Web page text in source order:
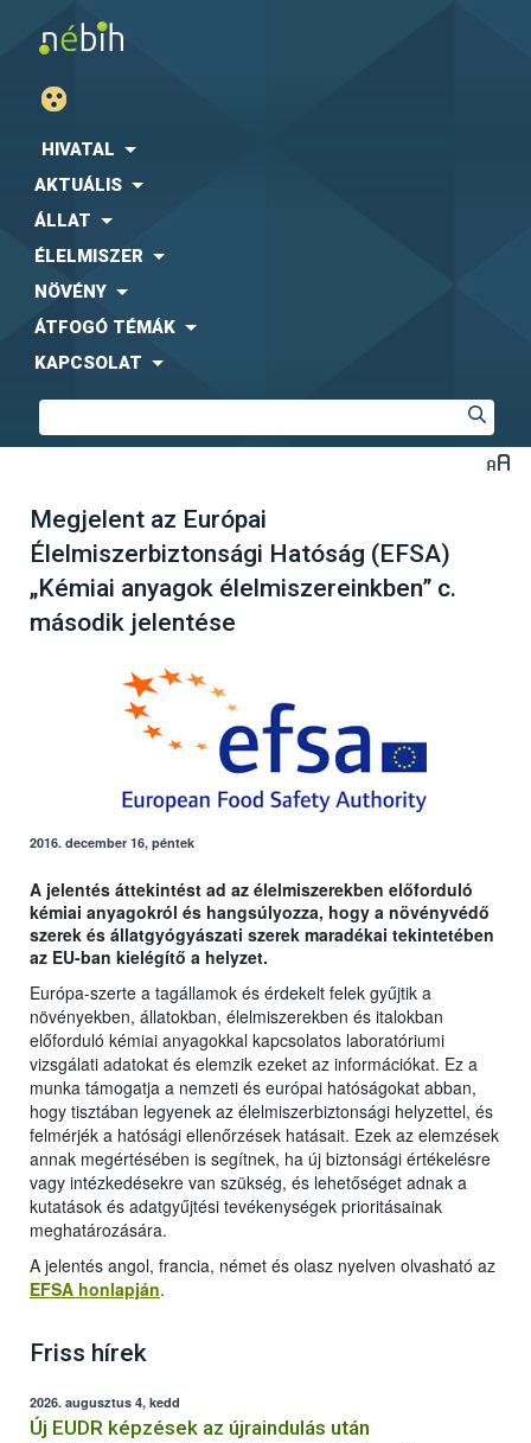
HIVATAL
AKTUÁLIS
ÁLLAT
ÉLELMISZER
NÖVÉNY
ÁTFOGÓ TÉMÁK
KAPCSOLAT
Megjelent az Európai
Élelmiszerbiztonsági Hatóság (EFSA)
„Kémiai anyagok élelmiszereinkben” c.
második jelentése
2016. december 16, péntek
A jelentés áttekintést ad az élelmiszerekben előforduló
kémiai anyagokról és hangsúlyozza, hogy a növényvédő
szerek és állatgyógyászati szerek maradékai tekintetében
az EU-ban kielégítő a helyzet.
Európa-szerte a tagállamok és érdekelt felek gyűjtik a
növényekben, állatokban, élelmiszerekben és italokban
előforduló kémiai anyagokkal kapcsolatos laboratóriumi
vizsgálati adatokat és elemzik ezeket az információkat. Ez a
munka támogatja a nemzeti és európai hatóságokat abban,
hogy tisztában legyenek az élelmiszerbiztonsági helyzettel, és
felmérjék a hatósági ellenőrzések hatásait. Ezek az elemzések
annak megértésében is segítnek, ha új biztonsági értékelésre
vagy intézkedésekre van szükség, és lehetőséget adnak a
kutatások és adatgyűjtési tevékenységek prioritásainak
meghatározására.
A jelentés angol, francia, német és olasz nyelven olvasható az
EFSA honlapján.
Friss hírek
2026. augusztus 4, kedd
Új EUDR képzések az újraindulás után